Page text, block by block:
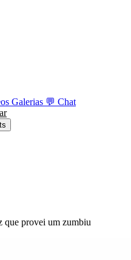
Galerias 💬 Chat
que provei um zumbiu